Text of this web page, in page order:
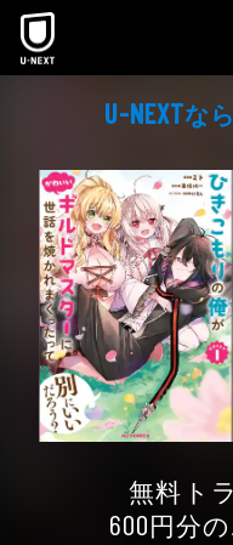
本文へスキップ
U-NEXTな
無料ト
600円分